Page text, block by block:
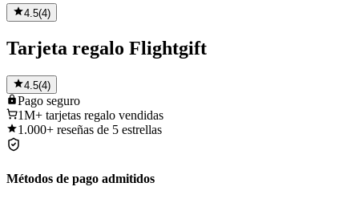
4.5(4)
Tarjeta regalo Flightgift
4.5(4)
Pago seguro
1M+ tarjetas regalo vendidas
1.000+ reseñas de 5 estrellas
Métodos de pago admitidos